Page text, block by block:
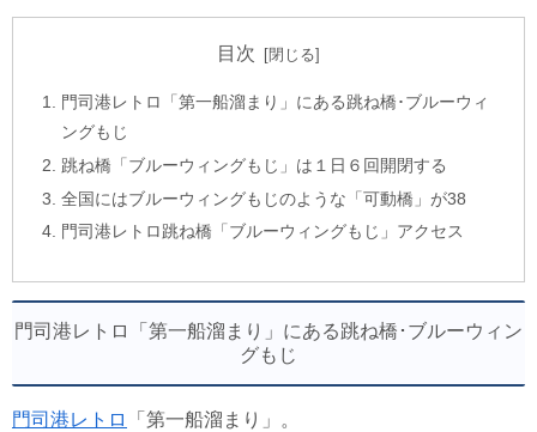
目次
門司港レトロ「第一船溜まり」にある跳ね橋･ブルーウィ
ングもじ
跳ね橋「ブルーウィングもじ」は１日６回開閉する
全国にはブルーウィングもじのような「可動橋」が38
門司港レトロ跳ね橋「ブルーウィングもじ」アクセス
門司港レトロ「第一船溜まり」にある跳ね橋･ブルーウィン
グもじ
門司港レトロ
「第一船溜まり」。